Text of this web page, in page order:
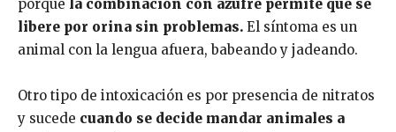
porque la combinación con azufre permite que se
libere por orina sin problemas. El síntoma es un
animal con la lengua afuera, babeando y jadeando.
Otro tipo de intoxicación es por presencia de nitratos
y sucede cuando se decide mandar animales a